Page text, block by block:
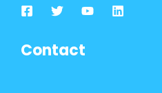
Contact